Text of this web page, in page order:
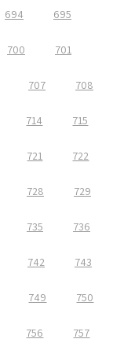
694 695
700 701
707 708
714 715
721 722
728 729
735 736
742 743
749 750
756 757